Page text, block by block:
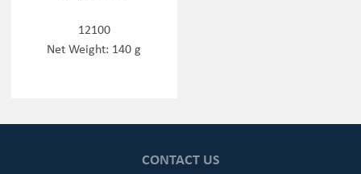
12100
Net Weight: 140 g
CONTACT US